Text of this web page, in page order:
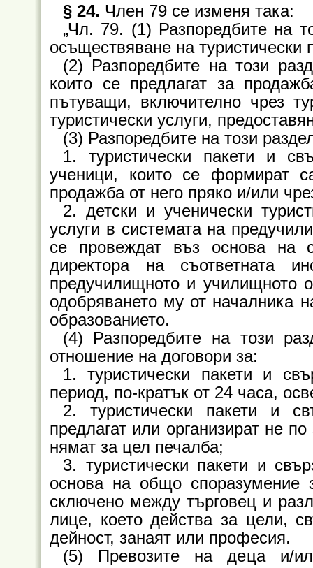
§ 24. Член 79 се изменя така:
„Чл. 79. (1) Разпоредбите на
осъществяване на туристически
(2) Разпоредбите на този
които се предлагат за
пътуващи, включително чрез
туристически услуги,
(3) Разпоредбите на този
1. туристически пакети и
ученици, които се формират
продажба от него пряко и/или
2. детски и ученически
услуги в системата на
се провеждат въз основа на
директора на съответната
предучилищното и училищното
одобряването му от началника
образованието.
(4) Разпоредбите на този
отношение на договори за:
1. туристически пакети и
период, по-кратък от 24 часа,
2. туристически пакети и
предлагат или организират не
нямат за цел печалба;
3. туристически пакети и
основа на общо споразумение
сключено между търговец и
лице, което действа за цели,
дейност, занаят или професия.
(5) Превозите на деца и/